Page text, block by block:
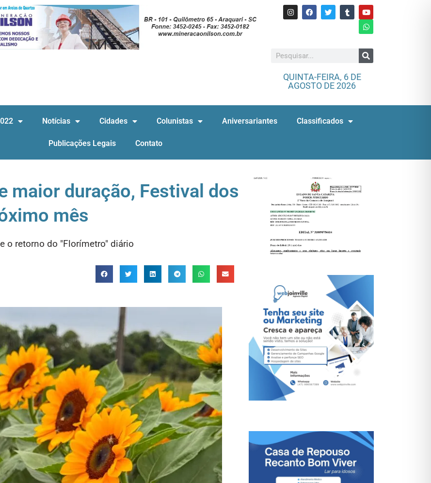
QUINTA-FEIRA, 6 DE
AGOSTO DE 2026
Notícias Cidades Colunistas Aniversariantes Classificados
Publicações Legais Contato
maior duração, Festival dos
mês
o retorno do "Florímetro" diário